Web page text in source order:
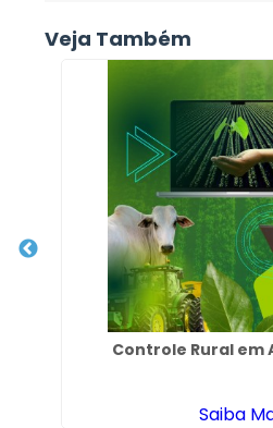
Veja Também
Controle Rural
Saiba